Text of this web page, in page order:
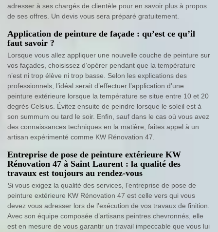
adresser à ses chargés de clientèle pour en savoir plus à propos
de ses offres. Un devis vous sera préparé gratuitement.
Application de peinture de façade : qu’est ce qu’il
faut savoir ?
Lorsque vous allez appliquer une nouvelle couche de peinture sur
vos façades, choisissez d’opérer pendant que la température
n’est ni trop élève ni trop basse. Selon les explications des
professionnels, l’idéal serait d’effectuer l’application d’une
peinture extérieure lorsque la température se situe entre 10 et 20
degrés Celsius. Évitez ensuite de peindre lorsque le soleil est à
son summum ou tard le soir. Enfin, sauf dans le cas où vous avez
des connaissances techniques en la matière, faites appel à un
artisan expérimenté comme KW Rénovation 47.
Entreprise de pose de peinture extérieure KW
Rénovation 47 à Saint Laurent : la qualité des
travaux est toujours au rendez-vous
Si vous exigez la qualité des services, l’entreprise de pose de
peinture extérieure KW Rénovation 47 est celle vers qui vous
devez vous adresser lors de l’exécution de vos travaux de finition.
Avec son équipe composée d’artisans peintres chevronnés, elle
est en mesure de vous garantir un travail impeccable que vous lui